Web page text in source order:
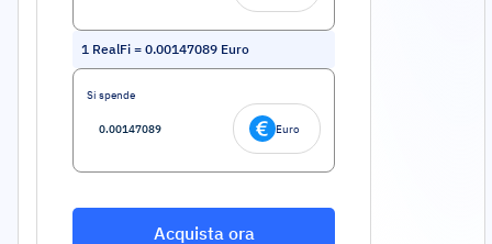
1 RealFi = 0.00147089 Euro
Si spende
Euro
Acquista ora